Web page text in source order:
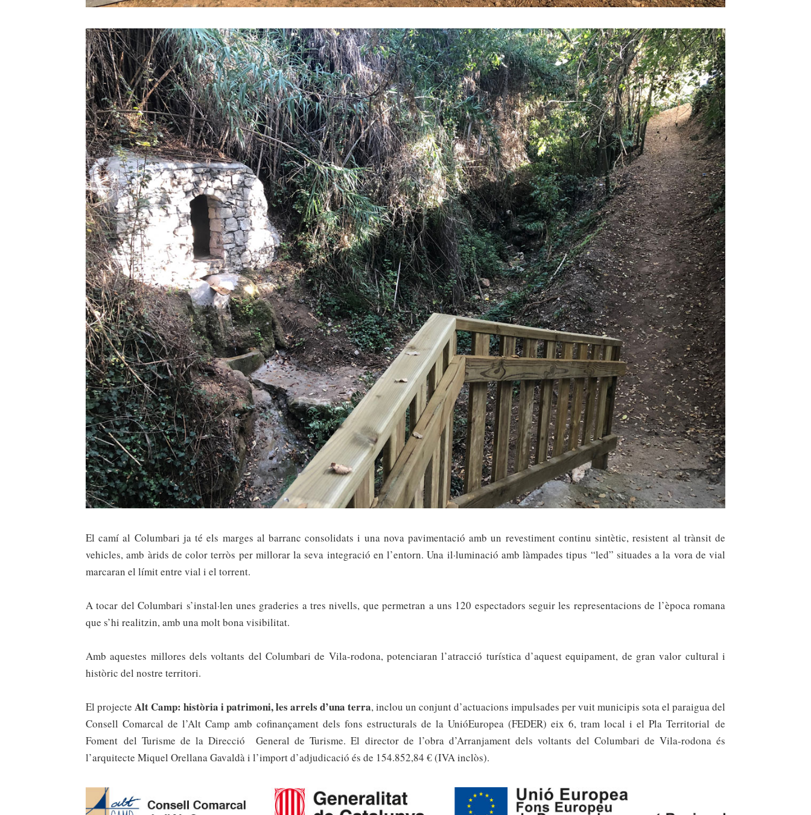
El camí al Columbari ja té els marges al barranc consolidats i una nova pavimentació amb un revestiment continu sintètic, resistent al trànsit de
vehicles, amb àrids de color terròs per millorar la seva integració en l’entorn. Una il·luminació amb làmpades tipus “led” situades a la vora de vial
marcaran el límit entre vial i el torrent.
A tocar del Columbari s’instal·len unes graderies a tres nivells, que permetran a uns 120 espectadors seguir les representacions de l’època romana
que s’hi realitzin, amb una molt bona visibilitat.
Amb aquestes millores dels voltants del Columbari de Vila-rodona, potenciaran l’atracció turística d’aquest equipament, de gran valor cultural i
històric del nostre territori.
El projecte Alt Camp: història i patrimoni, les arrels d’una terra, inclou un conjunt d’actuacions impulsades per vuit municipis sota el paraigua del
Consell Comarcal de l’Alt Camp amb cofinançament dels fons estructurals de la UnióEuropea (FEDER) eix 6, tram local i el Pla Territorial de
Foment del Turisme de la Direcció General de Turisme.El director de l’obra d’Arranjament dels voltants del Columbari de Vila-rodonaés
l’arquitecte Miquel Orellana Gavaldài l’import d’adjudicació és de 154.852,84 €(IVA inclòs).